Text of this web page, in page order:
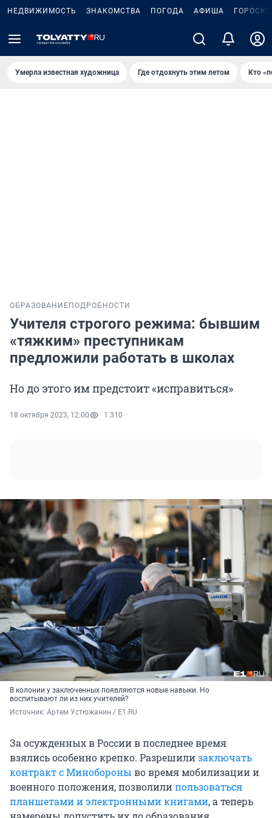
НЕДВИЖИМОСТЬ ЗНАКОМСТВА ПОГОДА АФИША
Умерла известная художница Где отдохнуть этим летом Кто
ОБРАЗОВАНИЕ ПОДРОБНОСТИ
Учителя строгого режима: бывшим
«тяжким» преступникам
предложили работать в школах
Но до этого им предстоит «исправиться»
18 октября 2023, 12:00 1 310
В колонии у заключенных появляются новые навыки. Но
воспитывают ли из них учителей?
Источник: Артем Устюжанин / E1.RU
За осужденных в России в последнее время
взялись особенно крепко. Разрешилизаключать
контракт с Минобороны во время мобилизации и
военного положения, позволилипользоваться
планшетами и электронными книгами, а теперь